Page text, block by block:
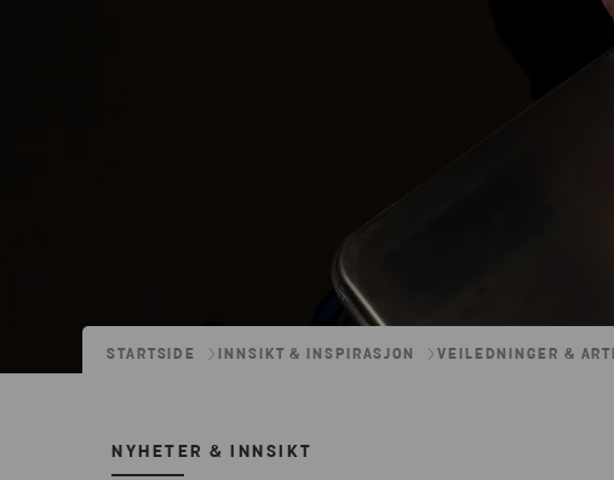
STARTSIDE INNSIKT & INSPIRASJON VEILEDNINGER &
NYHETER & INNSIKT